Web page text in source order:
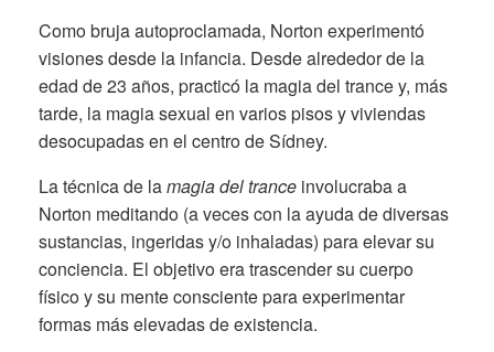
Como bruja autoproclamada, Norton experimentó
visiones desde la infancia. Desde alrededor de la
edad de 23 años, practicó la magia del trance y, más
tarde, la magia sexual en varios pisos y viviendas
desocupadas en el centro de Sídney.
La técnica de lamagia del trance involucraba a
Norton meditando (a veces con la ayuda de diversas
sustancias, ingeridas y/o inhaladas) para elevar su
conciencia. El objetivo era trascender su cuerpo
físico y su mente consciente para experimentar
formas más elevadas de existencia.